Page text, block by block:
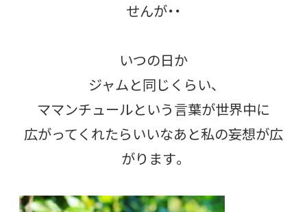
せんが・・
いつの日か
ジャムと同じくらい、
ママンチュールという言葉が世界中に
広がってくれたらいいなあと私の妄想が広
がります。